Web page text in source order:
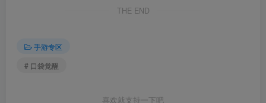
THE END
手游专区
# 口袋觉醒
喜欢就支持一下吧